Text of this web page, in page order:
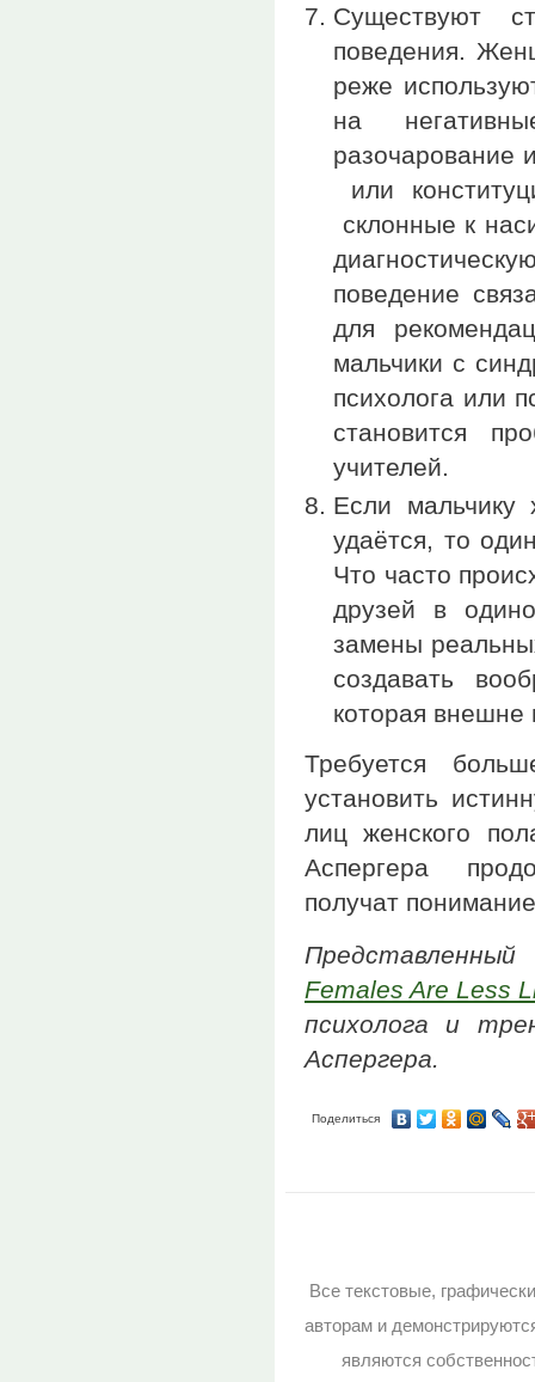
Существуют
поведения.
реже
на
разочарование
или
склонные к
поведение
для
мальчики с
психолога или
становится
учителей.
Если
удаётся, то
Что часто
друзей в
замены
создавать
которая внешне
Требуется
установить
лиц женского
Аспергера
получат
Females Are Less
психолога и
Аспергера.
Поделиться
Все текстовые,
авторам и
являются